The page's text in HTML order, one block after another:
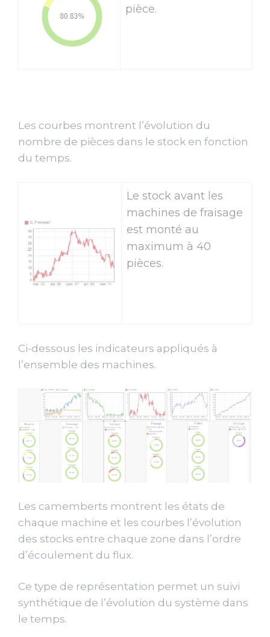
pièce.
Les courbes montrent l’évolution du
nombre de pièces dans le stock en fonction
du temps.
Le stock avant les
machines de fraisage
est monté au
maximum à 40
pièces.
Ci-dessous les indicateurs appliqués à
l’ensemble des machines.
Les camemberts montrent les états de
chaque machine et les courbes l’évolution
des stocks entre chaque zone dans l’ordre
d’écoulement du flux.
Ce type de représentation permet un suivi
synthétique de l’évolution du système dans
le temps.